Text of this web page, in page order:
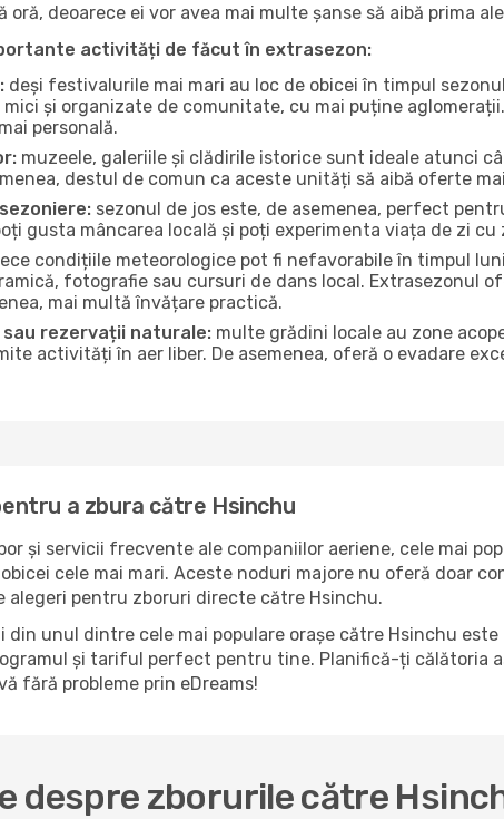
deoarece ei vor avea mai multe șanse să aibă prima
activități de făcut în extrasezon:
deși festivalurile mai mari au loc de obicei în timpul
și organizate de comunitate, cu mai puține
personală.
muzeele, galeriile și clădirile istorice sunt ideale atunci
destul de comun ca aceste unități să aibă oferte
sezonul de jos este, de asemenea, perfect
gusta mâncarea locală și poți experimenta viața de zi cu
condițiile meteorologice pot fi nefavorabile în timpul
fotografie sau cursuri de dans local. Extrasezonul
mai multă învățare practică.
rezervații naturale: multe grădini locale au zone
activități în aer liber. De asemenea, oferă o evadare
a zbura către Hsinchu
și servicii frecvente ale companiilor aeriene, cele mai
cele mai mari. Aceste noduri majore nu oferă doar
pentru zboruri directe către Hsinchu.
din unul dintre cele mai populare orașe către Hsinchu
și tariful perfect pentru tine. Planifică-ți călătoria
fără probleme prin eDreams!
despre zborurile către